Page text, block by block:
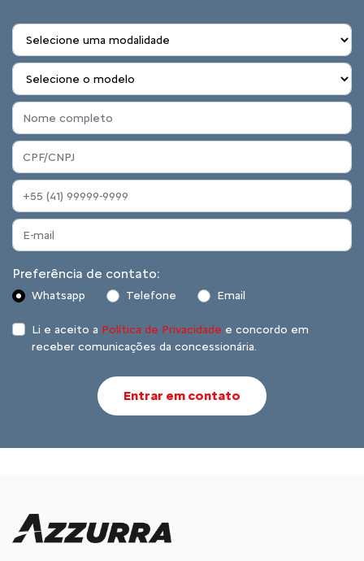
Preferência de contato:
Whatsapp Telefone Email
Li e aceito a Política de Privacidade e concordo em
receber comunicações da concessionária.
Entrar em contato